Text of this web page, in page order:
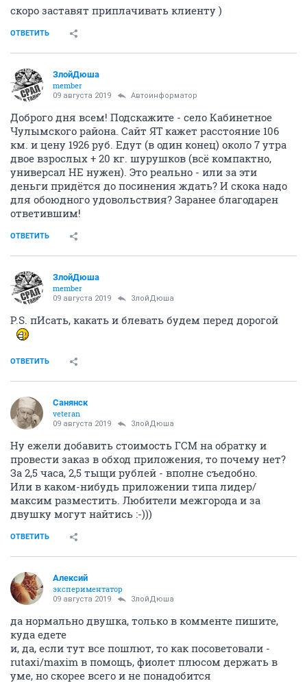
скоро заставят приплачивать клиенту )
ОТВЕТИТЬ
ЗлойДюша
member
09 августа 2019 Автоинформатор
Доброго дня всем! Подскажите - село Кабинетное
Чулымского района. Сайт ЯТ кажет расстояние 106
км. и цену 1926 руб. Едут (в один конец) около 7 утра
двое взрослых + 20 кг. шурушков (всё компактно,
универсал НЕ нужен). Это реально - или за эти
деньги придётся до посинения ждать? И скока надо
для обоюдного удовольствия? Заранее благодарен
ответившим!
ОТВЕТИТЬ
ЗлойДюша
member
09 августа 2019 ЗлойДюша
P.S. пИсать, какать и блевать будем перед дорогой
ОТВЕТИТЬ
Санянск
veteran
09 августа 2019 ЗлойДюша
Ну ежели добавить стоимость ГСМ на обратку и
провести заказ в обход приложения, то почему нет?
За 2,5 часа, 2,5 тыщи рублей - вполне съедобно.
Или в каком-нибудь приложении типа лидер/
максим разместить. Любители межгорода и за
двушку могут найтись :-)))
ОТВЕТИТЬ
Алексий
экспериментатор
09 августа 2019 ЗлойДюша
да нормально двушка, только в комменте пишите,
куда едете
и, да, если тут все пошлют, то как посоветовали -
rutaxi/maxim в помощь, фиолет плюсом держать в
уме, но скорее всего и не понадобится